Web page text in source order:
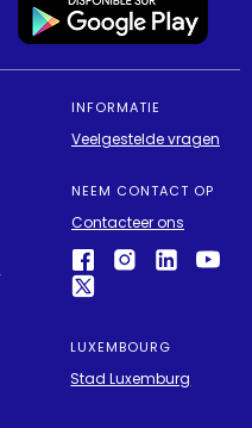
INFORMATIE
Veelgestelde vragen
NEEM CONTACT OP
Contacteer ons
LUXEMBOURG
Stad Luxemburg